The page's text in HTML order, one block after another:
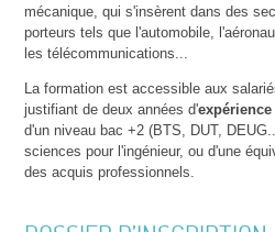
mécanique, qui s'insèrent dans des
porteurs tels que l'automobile,
les télécommunications...
La formation est accessible aux
justifiant de deux années d'
d'un niveau bac +2 (BTS, DUT,
sciences pour l'ingénieur, ou d'une
des acquis professionnels.